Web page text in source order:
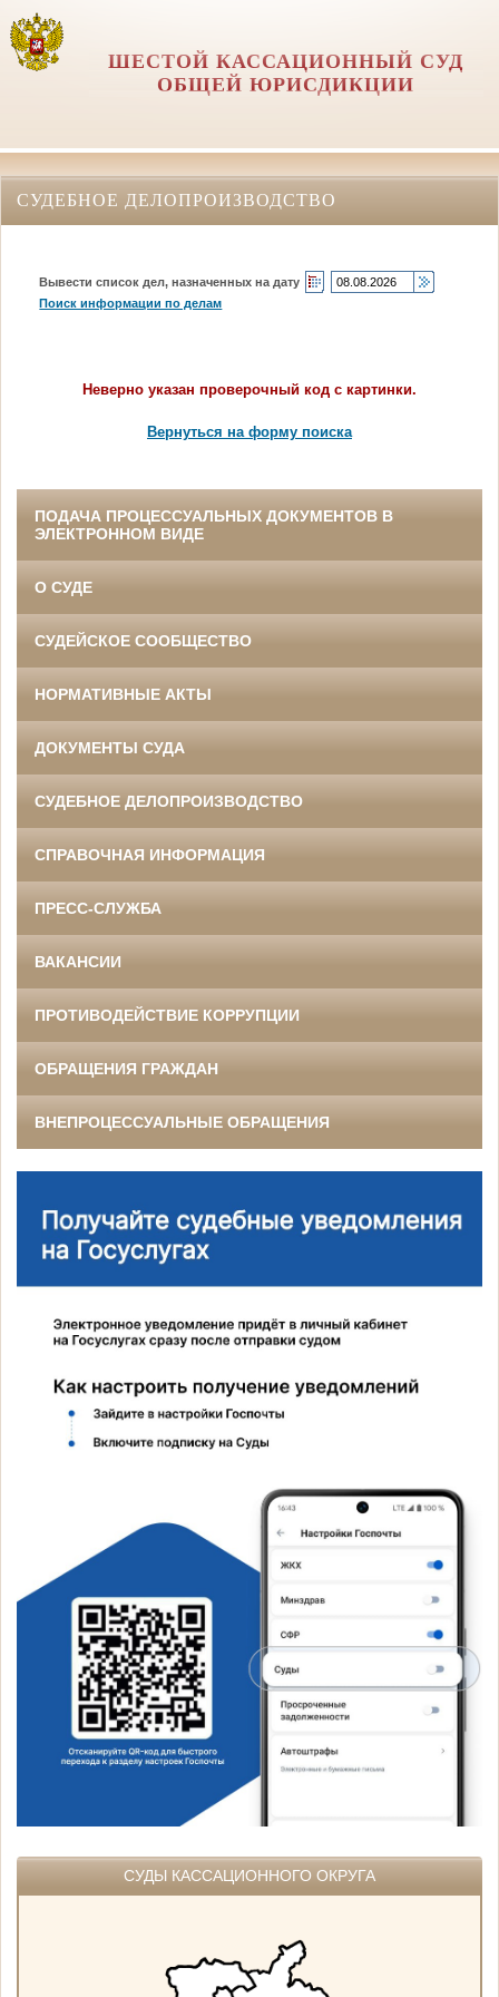
ШЕСТОЙ КАССАЦИОННЫЙ СУД
ОБЩЕЙ ЮРИСДИКЦИИ
СУДЕБНОЕ ДЕЛОПРОИЗВОДСТВО
Вывести список дел, назначенных на дату
Поиск информации по делам
Неверно указан проверочный код с картинки.
Вернуться на форму поиска
ПОДАЧА ПРОЦЕССУАЛЬНЫХ ДОКУМЕНТОВ В
ЭЛЕКТРОННОМ ВИДЕ
О СУДЕ
СУДЕЙСКОЕ СООБЩЕСТВО
НОРМАТИВНЫЕ АКТЫ
ДОКУМЕНТЫ СУДА
СУДЕБНОЕ ДЕЛОПРОИЗВОДСТВО
СПРАВОЧНАЯ ИНФОРМАЦИЯ
ПРЕСС-СЛУЖБА
ВАКАНСИИ
ПРОТИВОДЕЙСТВИЕ КОРРУПЦИИ
ОБРАЩЕНИЯ ГРАЖДАН
ВНЕПРОЦЕССУАЛЬНЫЕ ОБРАЩЕНИЯ
СУДЫ КАССАЦИОННОГО ОКРУГА